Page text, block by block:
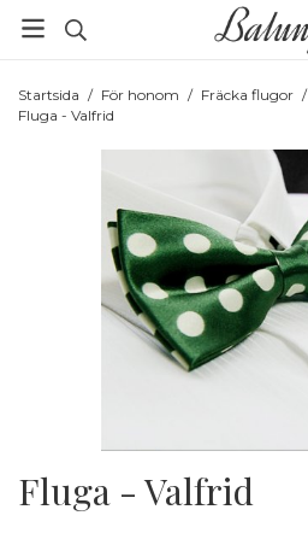
Startsida / För honom / Fräcka flugor /
Fluga - Valfrid
Fluga - Valfrid